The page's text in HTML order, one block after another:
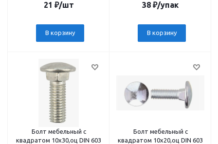
21 ₽/шт
В корзину
38 ₽/упак
В корзину
Болт мебельный с
квадратом 10х30,оц DIN 603
Болт мебельный с
квадратом 10х20,оц DIN 603